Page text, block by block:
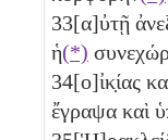
33[α]ὐτῇ
ἡ(*)
34[ο]ἰκ̣ίας
ἔγραψα καὶ